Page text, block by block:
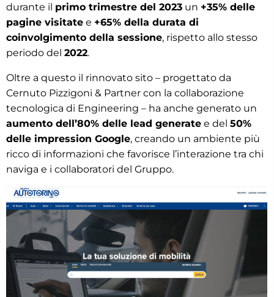
durante il primo trimestre del 2023 un +35% delle
pagine visitate e +65% della durata di
coinvolgimento della sessione, rispetto allo stesso
periodo del 2022.
Oltre a questo il rinnovato sito – progettato da
Cernuto Pizzigoni & Partner con la collaborazione
tecnologica di Engineering – ha anche generato un
aumento dell’80% delle lead generate e del 50%
delle impression Google, creando un ambiente più
ricco di informazioni che favorisce l’interazione tra chi
naviga e i collaboratori del Gruppo.